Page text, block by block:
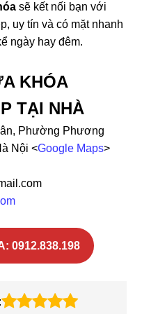
sẽ kết nối bạn với
uy tín và có mặt nhanh
ngày hay đêm.
KHÓA
TẠI NHÀ
Phường Phương
Nội <Google Maps>
0912.838.198